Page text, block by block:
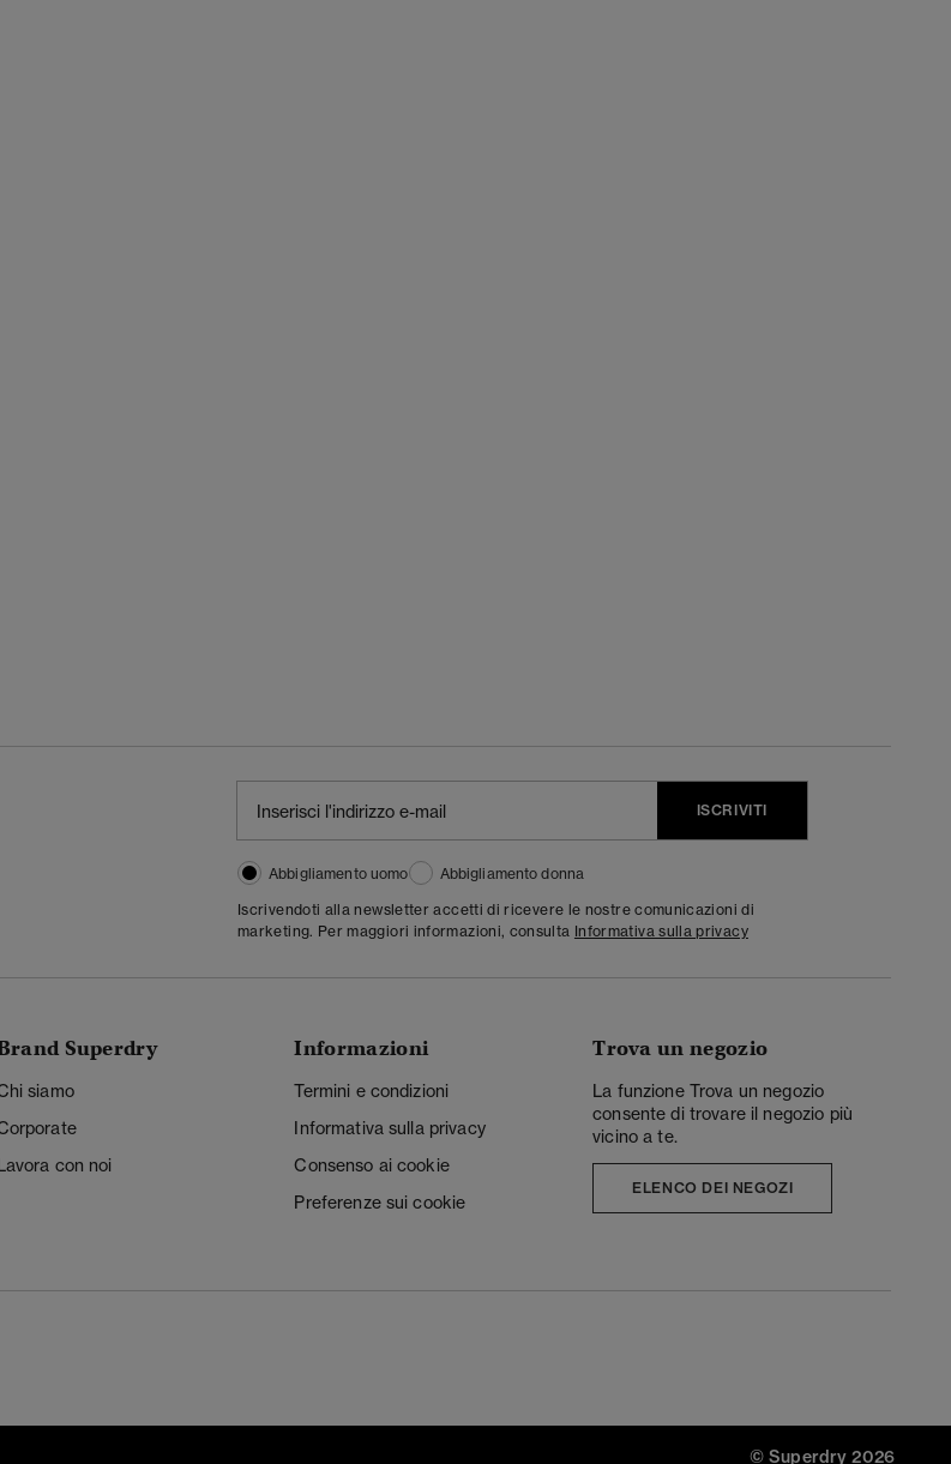
ISCRIVITI
Abbigliamento uomo
Abbigliamento donna
Iscrivendoti alla newsletter accetti di ricevere le nostre comunicazioni di
marketing. Per maggiori informazioni, consulta Informativa sulla privacy
Superdry
siamo
con noi
Informazioni
Termini e condizioni
Informativa sulla privacy
Consenso ai cookie
Preferenze sui cookie
Trova un negozio
La funzione Trova un negozio
consente di trovare il negozio più
vicino a te.
ELENCO DEI NEGOZI
© Superdry 2026